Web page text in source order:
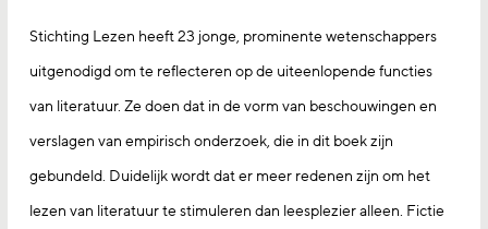
Stichting Lezen heeft 23 jonge, prominente wetenschappers
uitgenodigd om te reflecteren op de uiteenlopende functies
van literatuur. Ze doen dat in de vorm van beschouwingen en
verslagen van empirisch onderzoek, die in dit boek zijn
gebundeld. Duidelijk wordt dat er meer redenen zijn om het
lezen van literatuur te stimuleren dan leesplezier alleen. Fictie